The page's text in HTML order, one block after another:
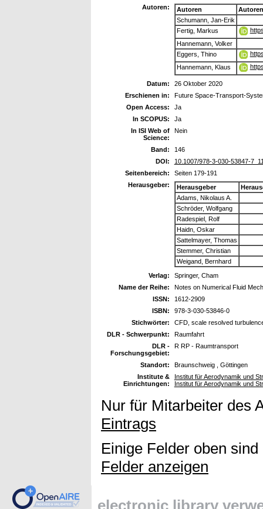
Autoren:
Autoren
Schumann, Jan-Erik
Fertig, Markus
Hannemann, Volker
Eggers, Thino
Hannemann, Klaus
Datum:
26 Oktober 2020
Erschienen in:
Future Space-Transport-
Open Access:
Ja
In SCOPUS:
Ja
In ISI Web of
Science:
Nein
Band:
146
DOI:
10.1007/978-3-030-53847-
Seitenbereich:
Seiten 179-191
Herausgeber:
Herausgeber
Adams, Nikolaus A.
Schröder, Wolfgang
Radespiel, Rolf
Haidn, Oskar
Sattelmayer, Thomas
Stemmer, Christian
Weigand, Bernhard
Verlag:
Springer, Cham
Name der Reihe:
Notes on Numerical Fluid
ISSN:
1612-2909
ISBN:
978-3-030-53846-0
Stichwörter:
CFD, scale resolved
DLR - Schwerpunkt:
Raumfahrt
DLR -
Forschungsgebiet:
R RP - Raumtransport
Standort:
Braunschweig , Göttingen
Institute &
Einrichtungen:
Institut für Aerodynamik und
Institut für Aerodynamik und
Nur für Mitarbeiter des
Eintrags
Einige Felder oben
Felder anzeigen
electronic library